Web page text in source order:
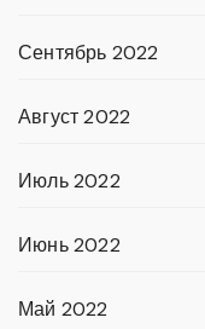
Сентябрь 2022
Август 2022
Июль 2022
Июнь 2022
Май 2022